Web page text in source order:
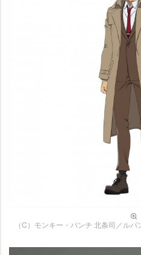
（C）モンキー・パンチ 北条司／ル